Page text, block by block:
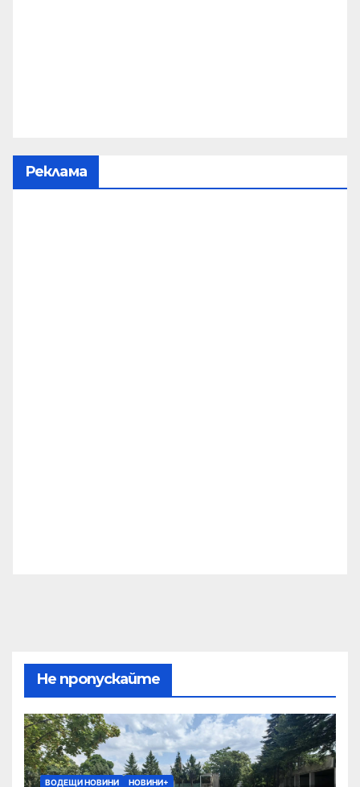
Реклама
Не пропускайте
ВОДЕЩИ НОВИНИ НОВИНИ+